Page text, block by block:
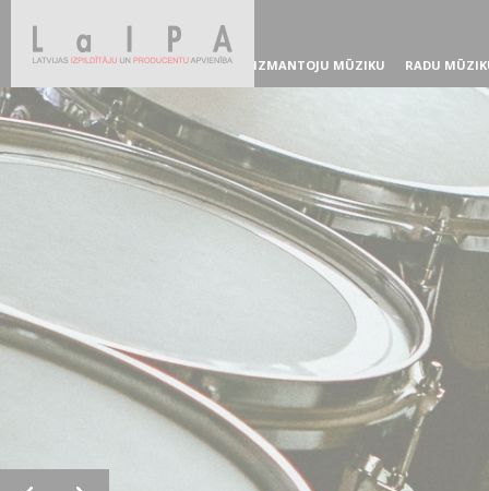
IZMANTOJU MŪZIKU RADU